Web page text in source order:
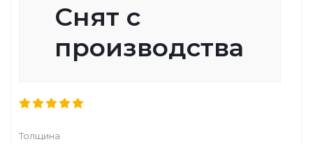
Снят с
производства
Толщина